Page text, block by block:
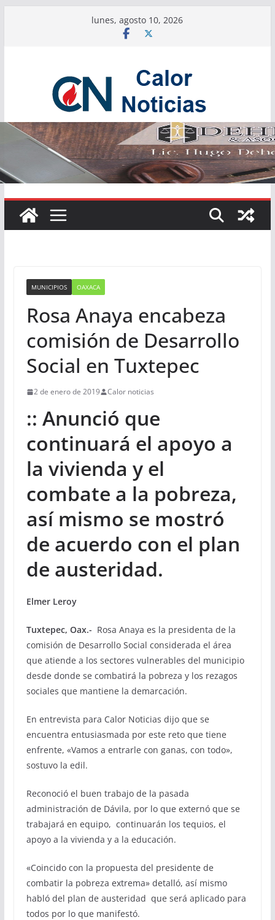
lunes, agosto 10, 2026
MUNICIPIOS OAXACA
Rosa Anaya encabeza
comisión de Desarrollo
Social en Tuxtepec
2 de enero de 2019 Calor noticias
:: Anunció que
continuará el apoyo a
la vivienda y el
combate a la pobreza,
así mismo se mostró
de acuerdo con el plan
de austeridad.
Elmer Leroy
Tuxtepec, Oax.- Rosa Anaya es la presidenta de la
comisión de Desarrollo Social considerada el área
que atiende a los sectores vulnerables del municipio
desde donde se combatirá la pobreza y los rezagos
sociales que mantiene la demarcación.
En entrevista para Calor Noticias dijo que se
encuentra entusiasmada por este reto que tiene
enfrente, «Vamos a entrarle con ganas, con todo»,
sostuvo la edil.
Reconoció el buen trabajo de la pasada
administración de Dávila, por lo que externó que se
trabajará en equipo, continuarán los tequios, el
apoyo a la vivienda y a la educación.
«Coincido con la propuesta del presidente de
combatir la pobreza extrema» detalló, así mismo
habló del plan de austeridad que será aplicado para
todos por lo que manifestó.